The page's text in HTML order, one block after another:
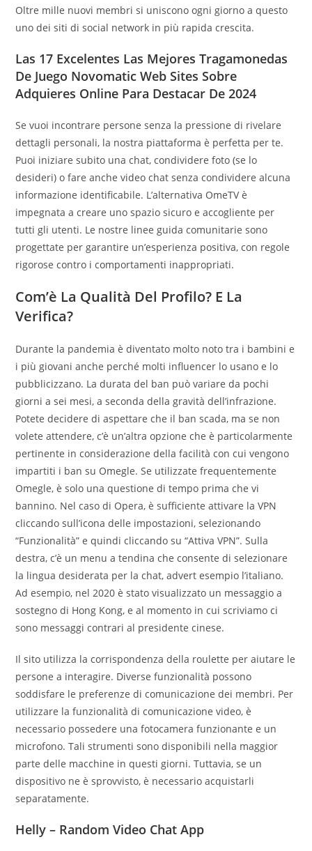
Oltre mille nuovi membri si uniscono ogni giorno a questo
uno dei siti di social network in più rapida crescita.
Las 17 Excelentes Las Mejores Tragamonedas
De Juego Novomatic Web Sites Sobre
Adquieres Online Para Destacar De 2024
Se vuoi incontrare persone senza la pressione di rivelare
dettagli personali, la nostra piattaforma è perfetta per te.
Puoi iniziare subito una chat, condividere foto (se lo
desideri) o fare anche video chat senza condividere alcuna
informazione identificabile. L’alternativa OmeTV è
impegnata a creare uno spazio sicuro e accogliente per
tutti gli utenti. Le nostre linee guida comunitarie sono
progettate per garantire un’esperienza positiva, con regole
rigorose contro i comportamenti inappropriati.
Com’è La Qualità Del Profilo? E La
Verifica?
Durante la pandemia è diventato molto noto tra i bambini e
i più giovani anche perché molti influencer lo usano e lo
pubblicizzano. La durata del ban può variare da pochi
giorni a sei mesi, a seconda della gravità dell’infrazione.
Potete decidere di aspettare che il ban scada, ma se non
volete attendere, c’è un’altra opzione che è particolarmente
pertinente in considerazione della facilità con cui vengono
impartiti i ban su Omegle. Se utilizzate frequentemente
Omegle, è solo una questione di tempo prima che vi
bannino. Nel caso di Opera, è sufficiente attivare la VPN
cliccando sull’icona delle impostazioni, selezionando
“Funzionalità” e quindi cliccando su “Attiva VPN”. Sulla
destra, c’è un menu a tendina che consente di selezionare
la lingua desiderata per la chat, advert esempio l’italiano.
Ad esempio, nel 2020 è stato visualizzato un messaggio a
sostegno di Hong Kong, e al momento in cui scriviamo ci
sono messaggi contrari al presidente cinese.
Il sito utilizza la corrispondenza della roulette per aiutare le
persone a interagire. Diverse funzionalità possono
soddisfare le preferenze di comunicazione dei membri. Per
utilizzare la funzionalità di comunicazione video, è
necessario possedere una fotocamera funzionante e un
microfono. Tali strumenti sono disponibili nella maggior
parte delle macchine in questi giorni. Tuttavia, se un
dispositivo ne è sprovvisto, è necessario acquistarli
separatamente.
Helly – Random Video Chat App